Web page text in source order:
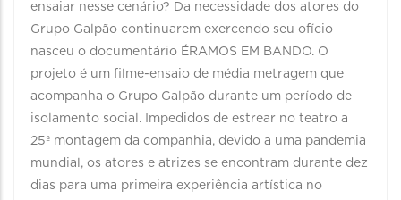
ensaiar nesse cenário? Da necessidade dos atores do
Grupo Galpão continuarem exercendo seu ofício
nasceu o documentário ÉRAMOS EM BANDO. O
projeto é um filme-ensaio de média metragem que
acompanha o Grupo Galpão durante um período de
isolamento social. Impedidos de estrear no teatro a
25ª montagem da companhia, devido a uma pandemia
mundial, os atores e atrizes se encontram durante dez
dias para uma primeira experiência artística no